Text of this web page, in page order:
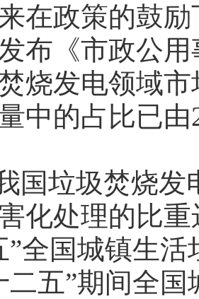
在政策的鼓
布《市政公
烧发电领域
中的占比已由
国垃圾焚烧发
化处理的比
”全国城镇生
二五”期间全